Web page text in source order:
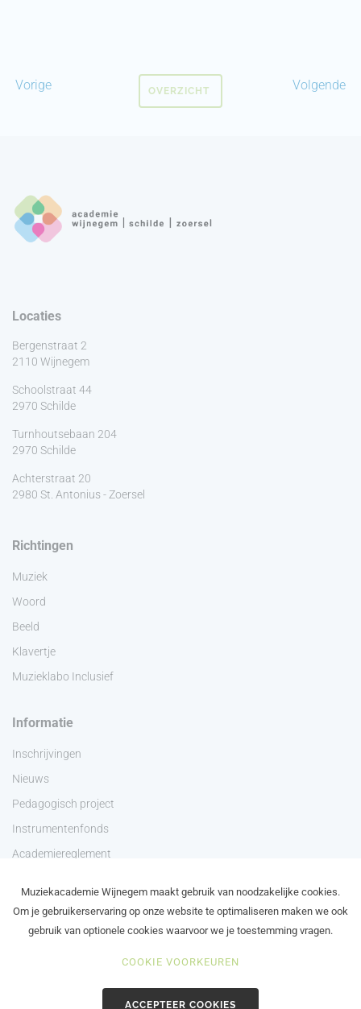
Vorige Volgende
OVERZICHT
Locaties
Bergenstraat 2
2110 Wijnegem
Schoolstraat 44
2970 Schilde
Turnhoutsebaan 204
2970 Schilde
Achterstraat 20
2980 St. Antonius - Zoersel
Richtingen
Muziek
Woord
Beeld
Klavertje
Muzieklabo Inclusief
Informatie
Inschrijvingen
Nieuws
Pedagogisch project
Instrumentenfonds
Academiereglement
Contact
Muziekacademie Wijnegem maakt gebruik van noodzakelijke cookies.
Om je gebruikerservaring op onze website te optimaliseren maken we ook
gebruik van optionele cookies waarvoor we je toestemming vragen.
COOKIE VOORKEUREN
ACCEPTEER COOKIES
©2024 Academie Wijnegem - Schilde - Zoersel